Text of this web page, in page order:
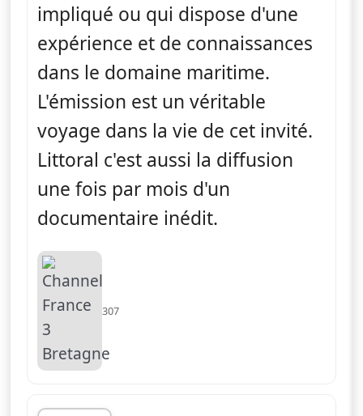
impliqué ou qui dispose d'une
expérience et de connaissances
dans le domaine maritime.
L'émission est un véritable
voyage dans la vie de cet invité.
Littoral c'est aussi la diffusion
une fois par mois d'un
documentaire inédit.
307